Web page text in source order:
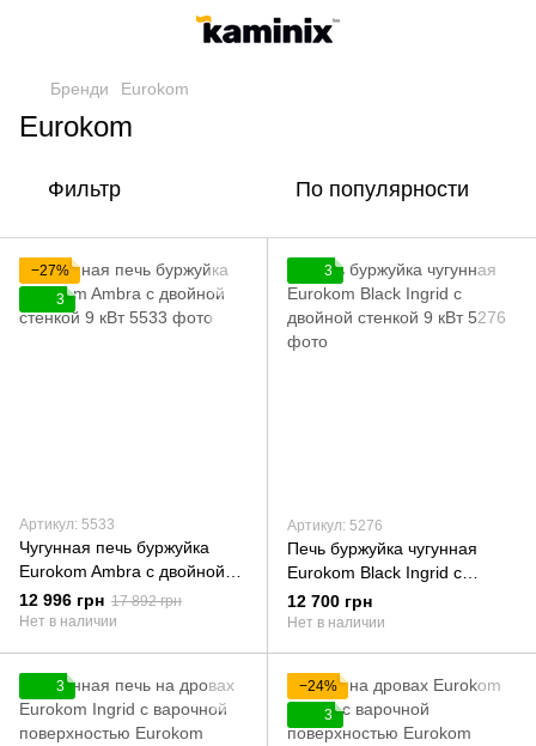
Бренди Eurokom
Eurokom
Фильтр По популярности
−27%
3
Артикул: 5533
Чугунная печь буржуйка
Eurokom Ambra с двойной
стенкой 9 кВт
12 996 грн 17 892 грн
Нет в наличии
3
Артикул: 5276
Печь буржуйка чугунная
Eurokom Black Ingrid с
двойной стенкой 9 кВт
12 700 грн
Нет в наличии
3
−24%
3